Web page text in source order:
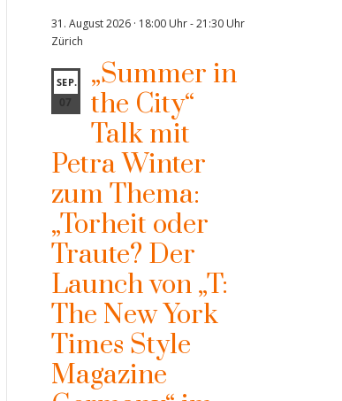
31. August 2026 · 18:00 Uhr-21:30 Uhr
Zürich
SEP.
07
„Summer in
the City“
Talk mit
Petra Winter
zum Thema:
„Torheit oder
Traute? Der
Launch von „T:
The New York
Times Style
Magazine